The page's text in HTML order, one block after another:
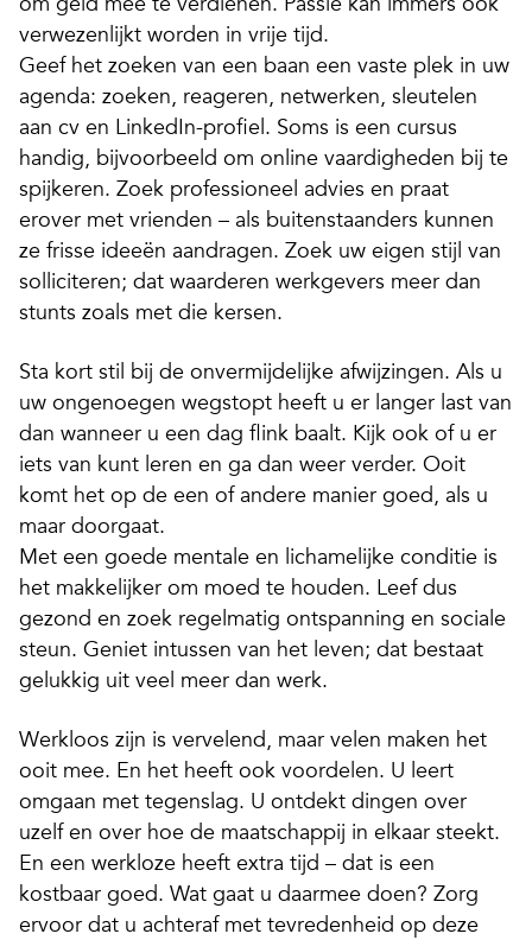
verwezenlijkt worden in vrije tijd.
Geef het zoeken van een baan een vaste plek in uw
agenda: zoeken, reageren, netwerken, sleutelen
aan cv en LinkedIn-profiel. Soms is een cursus
handig, bijvoorbeeld om online vaardigheden bij te
spijkeren. Zoek professioneel advies en praat
erover met vrienden – als buitenstaanders kunnen
ze frisse ideeën aandragen. Zoek uw eigen stijl van
solliciteren; dat waarderen werkgevers meer dan
stunts zoals met die kersen.
Sta kort stil bij de onvermijdelijke afwijzingen. Als u
uw ongenoegen wegstopt heeft u er langer last van
dan wanneer u een dag flink baalt. Kijk ook of u er
iets van kunt leren en ga dan weer verder. Ooit
komt het op de een of andere manier goed, als u
maar doorgaat.
Met een goede mentale en lichamelijke conditie is
het makkelijker om moed te houden. Leef dus
gezond en zoek regelmatig ontspanning en sociale
steun. Geniet intussen van het leven; dat bestaat
gelukkig uit veel meer dan werk.
Werkloos zijn is vervelend, maar velen maken het
ooit mee. En het heeft ook voordelen. U leert
omgaan met tegenslag. U ontdekt dingen over
uzelf en over hoe de maatschappij in elkaar steekt.
En een werkloze heeft extra tijd – dat is een
kostbaar goed. Wat gaat u daarmee doen? Zorg
ervoor dat u achteraf met tevredenheid op deze